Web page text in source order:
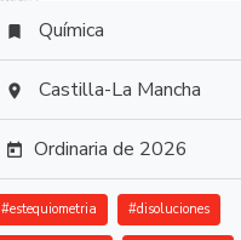
 Química
 Castilla-La Mancha
 Ordinaria de 2026
#estequiometria #disoluciones